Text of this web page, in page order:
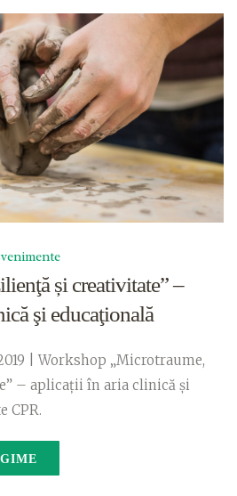
și creativitate” –
şi educaţională
| Workshop „Microtraume,
– aplicaţii în aria clinică şi
CPR.